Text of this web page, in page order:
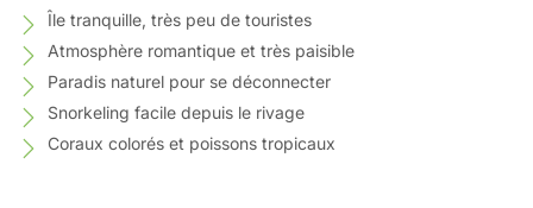
Île tranquille, très peu de touristes
Atmosphère romantique et très paisible
Paradis naturel pour se déconnecter
Snorkeling facile depuis le rivage
Coraux colorés et poissons tropicaux